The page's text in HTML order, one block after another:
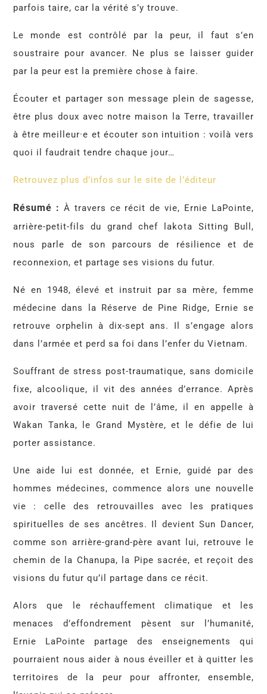
parfois taire, car la vérité s’y trouve.
Le monde est contrôlé par la peur, il faut s’en
soustraire pour avancer. Ne plus se laisser guider
par la peur est la première chose à faire.
Écouter et partager son message plein de sagesse,
être plus doux avec notre maison la Terre, travailler
à être meilleur·e et écouter son intuition : voilà vers
quoi il faudrait tendre chaque jour…
Retrouvez plus d’infos sur le site de l’éditeur
Résumé : À travers ce récit de vie, Ernie LaPointe,
arrière-petit-fils du grand chef lakota Sitting Bull,
nous parle de son parcours de résilience et de
reconnexion, et partage ses visions du futur.
Né en 1948, élevé et instruit par sa mère, femme
médecine dans la Réserve de Pine Ridge, Ernie se
retrouve orphelin à dix-sept ans. Il s’engage alors
dans l’armée et perd sa foi dans l’enfer du Vietnam.
Souffrant de stress post-traumatique, sans domicile
fixe, alcoolique, il vit des années d’errance. Après
avoir traversé cette nuit de l’âme, il en appelle à
Wakan Tanka, le Grand Mystère, et le défie de lui
porter assistance.
Une aide lui est donnée, et Ernie, guidé par des
hommes médecines, commence alors une nouvelle
vie : celle des retrouvailles avec les pratiques
spirituelles de ses ancêtres. Il devient Sun Dancer,
comme son arrière-grand-père avant lui, retrouve le
chemin de la Chanupa, la Pipe sacrée, et reçoit des
visions du futur qu’il partage dans ce récit.
Alors que le réchauffement climatique et les
menaces d’effondrement pèsent sur l’humanité,
Ernie LaPointe partage des enseignements qui
pourraient nous aider à nous éveiller et à quitter les
territoires de la peur pour affronter, ensemble,